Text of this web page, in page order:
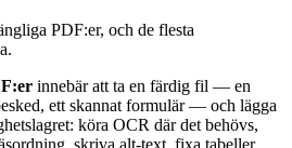
PDF:er, och de flesta
innebär att ta en färdig fil — en
ett skannat formulär — och lägga
köra OCR där det behövs,